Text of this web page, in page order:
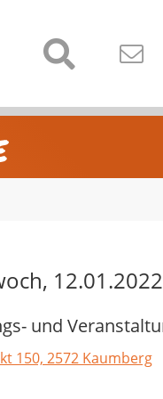
und
150, 2572 Kaumberg